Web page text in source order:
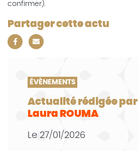
confirmer).
Partager cette actu
ÉVÈNEMENTS
Actualité rédigée par
Laura ROUMA
Le 27/01/2026